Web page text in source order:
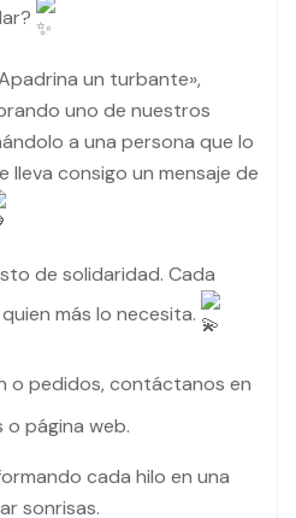
un turbante»,
uno de nuestros
a una persona que lo
consigo un mensaje de
de solidaridad. Cada
más lo necesita.
o pedidos, contáctanos en
página web.
cada hilo en una
sonrisas.